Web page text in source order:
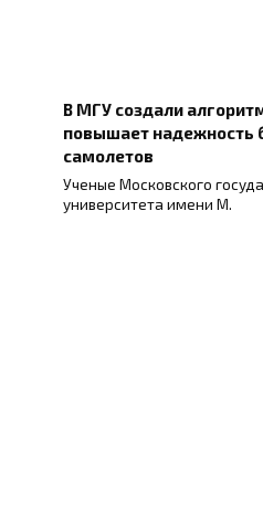
В МГУ создали
повышает надежность
самолетов
Ученые Московского
университета имени М.